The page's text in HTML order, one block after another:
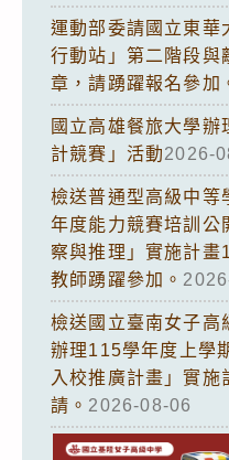
運動部委請國立東華
行動站」第二階段與
章，請踴躍報名參加
國立高雄餐旅大學
計競賽」活動2026-
檢送普通型高級中等
年度能力競賽培訓公
察與推理」實施計畫
教師踴躍參加。
檢送國立臺南女子高
辦理115學年度上學
入校推廣計畫」實
請。 2026-08-06